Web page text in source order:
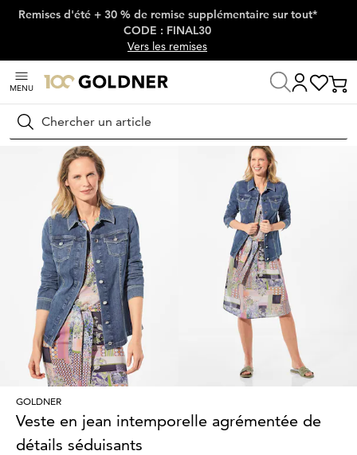
Passer la navigation, aller directement au contenu
Remises d'été + 30 % de remise supplémentaire sur tout*
CODE : FINAL30
Vers les remises
MENU
Rechercher
Maison Mode femme Vestes & blazers
GOLDNER
Veste en jean intemporelle agrémentée de
détails séduisants